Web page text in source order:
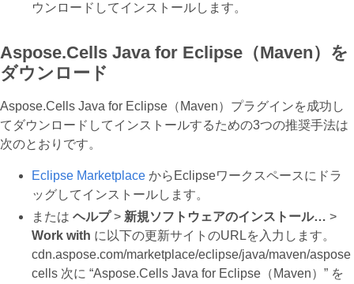
ウンロードしてインストールします。
Aspose.Cells Java for Eclipse（Maven）を
ダウンロード
Aspose.Cells Java for Eclipse（Maven）プラグインを成功し
てダウンロードしてインストールするための3つの推奨手法は
次のとおりです。
Eclipse Marketplace からEclipseワークスペースにドラ
ッグしてインストールします。
または ヘルプ> 新規ソフトウェアのインストール… >
Work with に以下の更新サイトのURLを入力します。
cdn.aspose.com/marketplace/eclipse/java/maven/aspose
cells 次に “Aspose.Cells Java for Eclipse（Maven）” を